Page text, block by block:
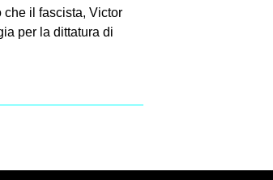
che il fascista, Victor
per la dittatura di